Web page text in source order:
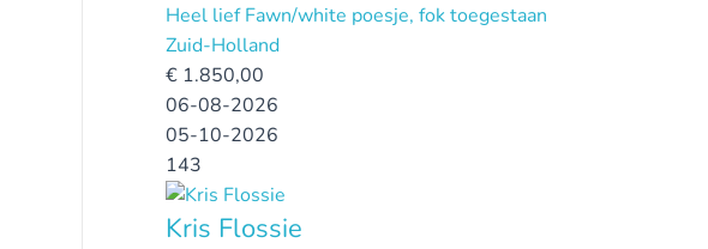
Heel lief Fawn/white poesje, fok toegestaan
Zuid-Holland
€ 1.850,00
06-08-2026
05-10-2026
143
Kris Flossie